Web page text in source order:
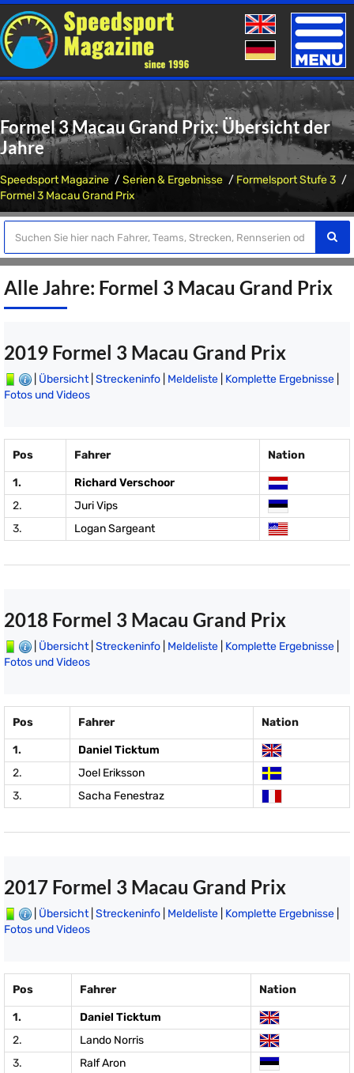
Toggle
Formel 3 Macau Grand Prix: Übersicht der
Jahre
Speedsport Magazine Serien & Ergebnisse
Formelsport Stufe 3
Formel 3 Macau Grand Prix
Alle Jahre: Formel 3 Macau Grand Prix
2019 Formel 3 Macau Grand Prix
Übersicht| Streckeninfo Meldeliste Komplette Ergebnisse
Fotos und Videos
Pos Fahrer Nation
1.
Richard Verschoor
2.
Juri Vips
3.
Logan Sargeant
2018 Formel 3 Macau Grand Prix
Übersicht| Streckeninfo Meldeliste Komplette Ergebnisse
Fotos und Videos
Pos Fahrer Nation
1.
Daniel Ticktum
2.
Joel Eriksson
3.
Sacha Fenestraz
2017 Formel 3 Macau Grand Prix
Übersicht| Streckeninfo Meldeliste Komplette Ergebnisse
Fotos und Videos
Pos Fahrer Nation
1.
Daniel Ticktum
2.
Lando Norris
3.
Ralf Aron